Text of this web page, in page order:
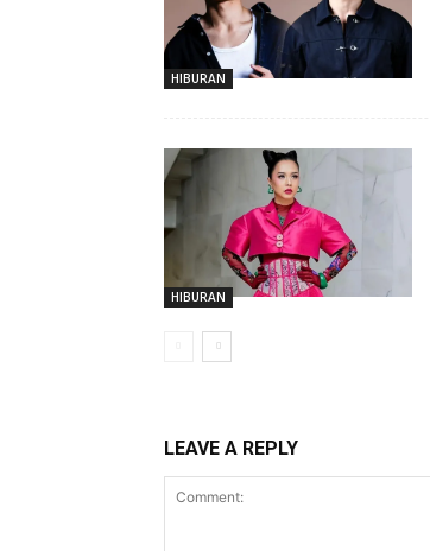
HIBURAN
HIBURAN
LEAVE A REPLY